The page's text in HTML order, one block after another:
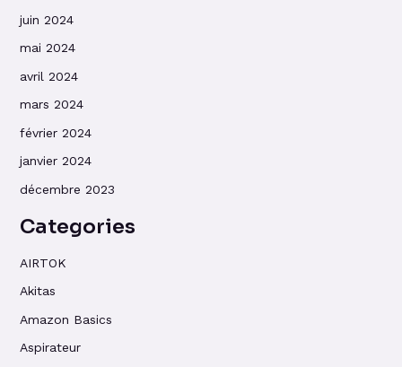
juin 2024
mai 2024
avril 2024
mars 2024
février 2024
janvier 2024
décembre 2023
Categories
AIRTOK
Akitas
Amazon Basics
Aspirateur